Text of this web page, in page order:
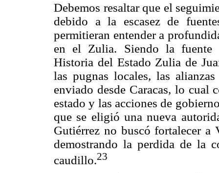
Debemos resaltar que el
debido a la escasez de
permitieran entender a
en el Zulia. Siendo la fuente
Historia del Estado Zulia de
las pugnas locales, las
enviado desde Caracas, lo cual
estado y las acciones de
que se eligió una nueva
Gutiérrez no buscó fortalecer a
demostrando la perdida de la
caudillo.23